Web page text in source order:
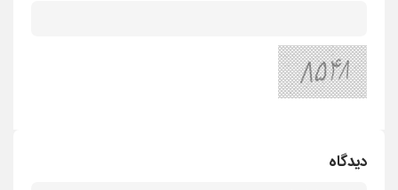
دیدگاه